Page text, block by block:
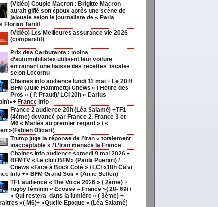
(Vidéo) Couple Macron : Brigitte Macron
aurait giflé son époux après une scène de
jalousie selon le journaliste de « Paris
Florian Tardif
(Vidéo) Les Meilleures assurance vie 2026
(comparatif)
Prix des Carburants : moins
d’automobilistes utilisent leur voiture
entrainant une baisse des recettes fiscales
selon Lecornu
Chaines info audience lundi 11 mai + Le 20 H
BFM (Julie Hammett)/ Cnews « l’Heure des
Pros » ( P. Praud)/ LCI 20h « Darius
France Info
France 2 audience 20h (Léa Salamé) +TF1
(4ème) devancé par France 2, France 3 et
M6 « Mariés au premier regard » / «
»(Fabien Olicart)
Trump juge la réponse de l’Iran « totalement
inacceptable » / L’Iran menace la France
Chaines info audience samedi 9 mai 2026 +
BFMTV « Le club BFM» (Paola Puerari) /
Cnews «Face à Bock Coté » / LCI «18h Calvi
Info +« BFM Grand Soir » (Anne Seften)
TF1 audience « The Voice 2026 » ( 2ème) +
rugby féminin « Ecosse – France »( 28- 69) /
« Qui restera dans la lumière » ( 3ème) +
»( M6)+ «Quelle Epoque » (Léa Salamé)